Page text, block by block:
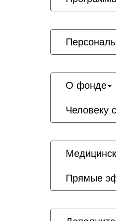
О фонде
Человеку
Прямые